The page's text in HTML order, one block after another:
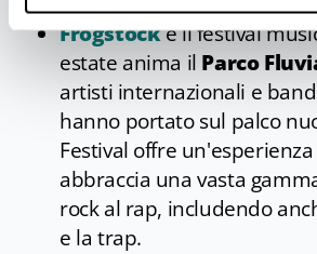
Frogstockè il festival
estate anima il Parco
artisti internazionali e
hanno portato sul palco
Festival offre
abbraccia una vasta
rock al rap, includendo
e la trap.